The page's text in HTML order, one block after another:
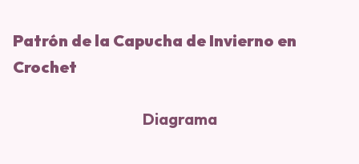
Patrón de la Capucha de Invierno en
Crochet
Diagrama